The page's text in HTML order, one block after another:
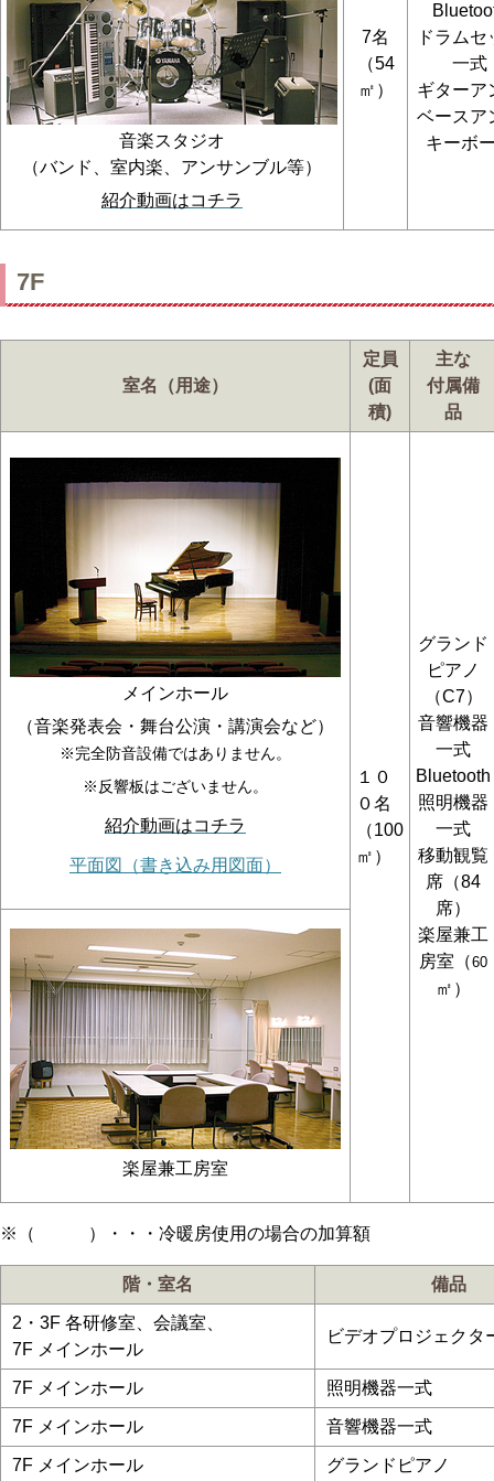
音楽スタジオ
（バンド、室内楽、アンサンブル等）
紹介動画はコチラ
7名
（54
㎡）
ドラムセ
一式
ギターア
ベースア
キーボ
7F
室名（用途）
定員
(面
積)
主な
付属備
品
メインホール
（音楽発表会・舞台公演・講演会など）
※完全防音設備ではありません。
※反響板はございません。
紹介動画はコチラ
平面図（書き込み用図面）
１０
０名
（100
㎡）
グランド
ピアノ
（C7）
音響機器
一式
Bluetooth
照明機器
一式
移動観覧
席（84
席）
楽屋兼工
房室 （60
㎡）
楽屋兼工房室
※（ ）・・・冷暖房使用の場合の加算額
階・室名 備品
2・3F 各研修室、会議室、
7F メインホール
ビデオプロジェクタ
7F メインホール 照明機器一式
7F メインホール 音響機器一式
7F メインホール グランドピアノ